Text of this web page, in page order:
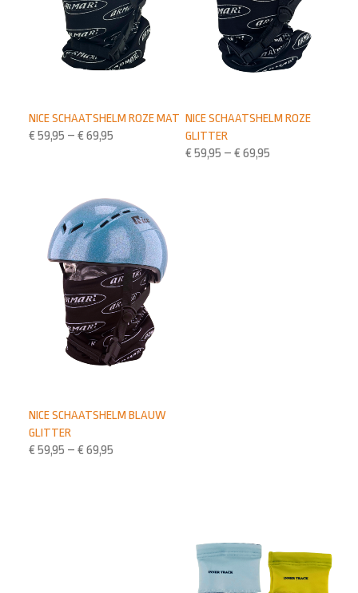
NICE SCHAATSHELM ROZE
GLITTER
€ 59,95 – € 69,95
NICE SCHAATSHELM ROZE MAT
€ 59,95 – € 69,95
NICE SCHAATSHELM BLAUW
GLITTER
€ 59,95 – € 69,95